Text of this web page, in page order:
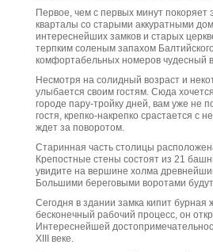
Первое, чем с первых минут
кварталы со старыми аккуратными
интереснейших замков и старых
терпким соленым запахом
комфортабельных номеров чудесный
Несмотря на солидный возраст и
улыбается своим гостям. Сюда
городе пару-тройку дней, вам уже не
гостя, крепко-накрепко срастается с
ждет за поворотом.
Старинная часть столицы
Крепостные стены состоят из 21
увидите на вершине холма
Большими береговыми воротами
Сегодня в здании замка кипит бурная
бесконечный рабочий процесс, он
Интереснейшей
XIII веке.